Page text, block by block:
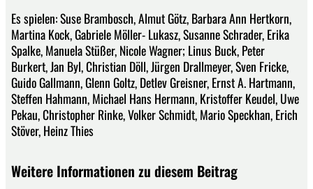
Es spielen: Suse Brambosch, Almut Götz, Barbara Ann Hertkorn,
Martina Kock, Gabriele Möller- Lukasz, Susanne Schrader, Erika
Spalke, Manuela Stüßer, Nicole Wagner; Linus Buck, Peter
Burkert, Jan Byl, Christian Döll, Jürgen Drallmeyer, Sven Fricke,
Guido Gallmann, Glenn Goltz, Detlev Greisner, Ernst A. Hartmann,
Steffen Hahmann, Michael Hans Hermann, Kristoffer Keudel, Uwe
Pekau, Christopher Rinke, Volker Schmidt, Mario Speckhan, Erich
Stöver, Heinz Thies
Weitere Informationen zu diesem Beitrag